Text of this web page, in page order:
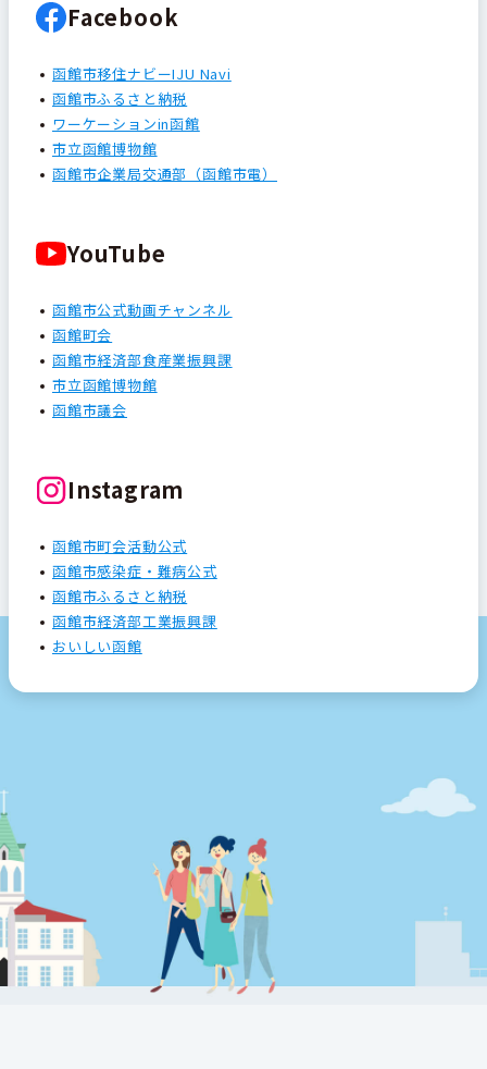
Facebook
函館市移住ナビーIJU Navi
函館市ふるさと納税
ワーケーションin函館
市立函館博物館
函館市企業局交通部（函館市電）
YouTube
函館市公式動画チャンネル
函館町会
函館市経済部食産業振興課
市立函館博物館
函館市議会
Instagram
函館市町会活動公式
函館市感染症・難病公式
函館市ふるさと納税
函館市経済部工業振興課
おいしい函館